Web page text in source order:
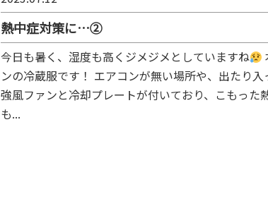
熱中症対策に…②
今日も暑く、湿度も高くジメジメとしていますね
ンの冷蔵服です！ エアコンが無い場所や、出たり
強風ファンと冷却プレートが付いており、こもっ
も...